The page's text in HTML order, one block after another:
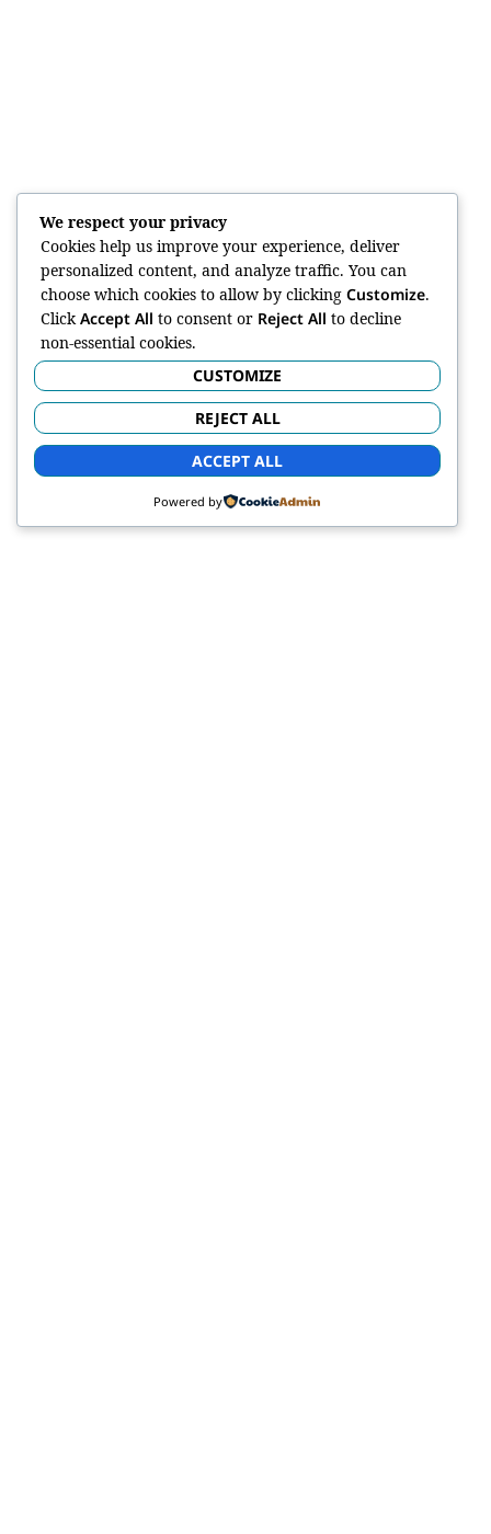
We respect your privacy
Cookies help us improve your experience, deliver
personalized content, and analyze traffic. You can
choose which cookies to allow by clicking Customize.
Click Accept All to consent or Reject All to decline
non-essential cookies.
CUSTOMIZE
REJECT ALL
ACCEPT ALL
Powered by